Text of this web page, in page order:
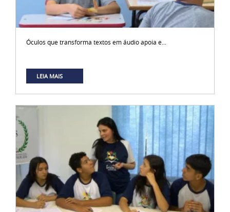
Óculos que transforma textos em áudio apoia e...
LEIA MAIS